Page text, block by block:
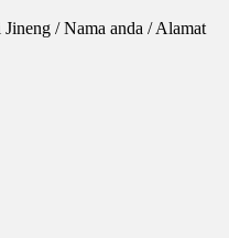
/ Nama anda / Alamat